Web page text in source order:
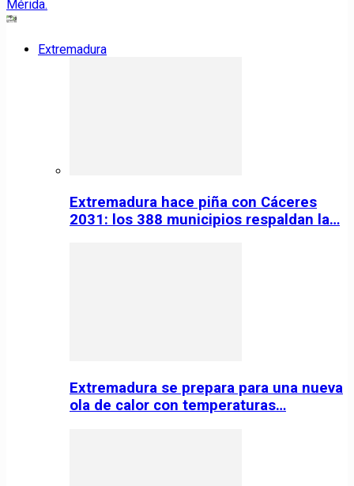
Extremadura
Extremadura hace piña con Cáceres
2031: los 388 municipios respaldan la…
Extremadura se prepara para una nueva
ola de calor con temperaturas…